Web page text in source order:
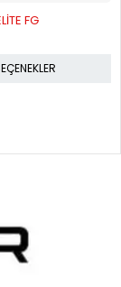
F50 ELİTE LL FG
SEÇENEKLER